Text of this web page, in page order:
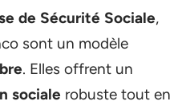
de Sécurité Sociale,
sont un modèle
. Elles offrent un
sociale robuste tout en